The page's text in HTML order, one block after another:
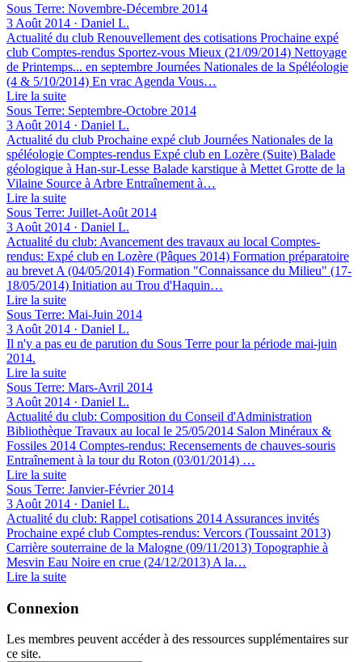
Sous Terre: Novembre-Décembre 2014
3 Août 2014 · Daniel L.
Actualité du club Renouvellement des cotisations Prochaine expé
club Comptes-rendus Sportez-vous Mieux (21/09/2014) Nettoyage
de Printemps... en septembre Journées Nationales de la Spéléologie
(4 & 5/10/2014) En vrac Agenda Vous…
Lire la suite
Sous Terre: Septembre-Octobre 2014
3 Août 2014 · Daniel L.
Actualité du club Prochaine expé club Journées Nationales de la
spéléologie Comptes-rendus Expé club en Lozère (Suite) Balade
géologique à Han-sur-Lesse Balade karstique à Mettet Grotte de la
Vilaine Source à Arbre Entraînement à…
Lire la suite
Sous Terre: Juillet-Août 2014
3 Août 2014 · Daniel L.
Actualité du club: Avancement des travaux au local Comptes-
rendus: Expé club en Lozère (Pâques 2014) Formation préparatoire
au brevet A (04/05/2014) Formation "Connaissance du Milieu" (17-
18/05/2014) Initiation au Trou d'Haquin…
Lire la suite
Sous Terre: Mai-Juin 2014
3 Août 2014 · Daniel L.
Il n'y a pas eu de parution du Sous Terre pour la période mai-juin
2014.
Lire la suite
Sous Terre: Mars-Avril 2014
3 Août 2014 · Daniel L.
Actualité du club: Composition du Conseil d'Administration
Bibliothèque Travaux au local le 25/05/2014 Salon Minéraux &
Fossiles 2014 Comptes-rendus: Recensements de chauves-souris
Entraînement à la tour du Roton (03/01/2014) …
Lire la suite
Sous Terre: Janvier-Février 2014
3 Août 2014 · Daniel L.
Actualité du club: Rappel cotisations 2014 Assurances invités
Prochaine expé club Comptes-rendus: Vercors (Toussaint 2013)
Carrière souterraine de la Malogne (09/11/2013) Topographie à
Mesvin Eau Noire en crue (24/12/2013) A la…
Lire la suite
Connexion
Les membres peuvent accéder à des ressources supplémentaires sur
ce site.